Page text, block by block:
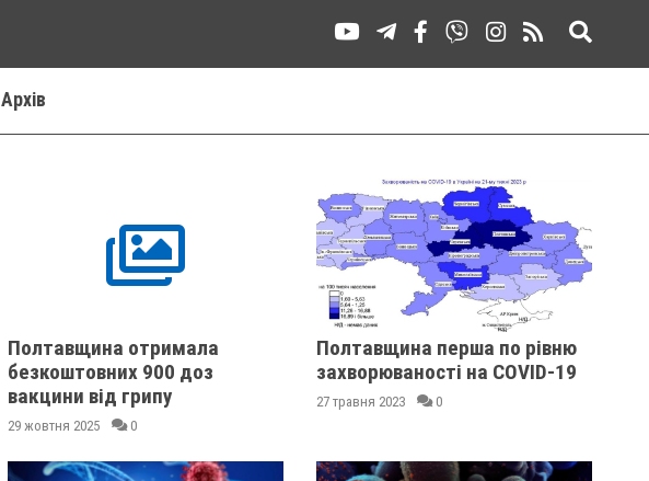
Aрхів
Полтавщина отримала
безкоштовних 900 доз
вакцини від грипу
29 жовтня 2025 0
Полтавщина перша по рівню
захворюваності на COVID-19
27 травня 2023 0